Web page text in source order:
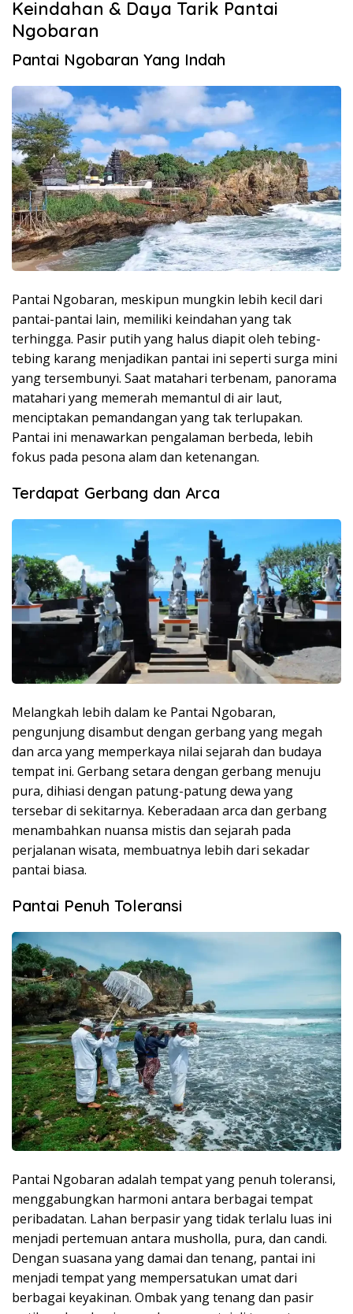
Keindahan & Daya Tarik Pantai
Ngobaran
Pantai Ngobaran Yang Indah
Pantai Ngobaran, meskipun mungkin lebih kecil dari
pantai-pantai lain, memiliki keindahan yang tak
terhingga. Pasir putih yang halus diapit oleh tebing-
tebing karang menjadikan pantai ini seperti surga mini
yang tersembunyi. Saat matahari terbenam, panorama
matahari yang memerah memantul di air laut,
menciptakan pemandangan yang tak terlupakan.
Pantai ini menawarkan pengalaman berbeda, lebih
fokus pada pesona alam dan ketenangan.
Terdapat Gerbang dan Arca
Melangkah lebih dalam ke Pantai Ngobaran,
pengunjung disambut dengan gerbang yang megah
dan arca yang memperkaya nilai sejarah dan budaya
tempat ini. Gerbang setara dengan gerbang menuju
pura, dihiasi dengan patung-patung dewa yang
tersebar di sekitarnya. Keberadaan arca dan gerbang
menambahkan nuansa mistis dan sejarah pada
perjalanan wisata, membuatnya lebih dari sekadar
pantai biasa.
Pantai Penuh Toleransi
Pantai Ngobaran adalah tempat yang penuh toleransi,
menggabungkan harmoni antara berbagai tempat
peribadatan. Lahan berpasir yang tidak terlalu luas ini
menjadi pertemuan antara musholla, pura, dan candi.
Dengan suasana yang damai dan tenang, pantai ini
menjadi tempat yang mempersatukan umat dari
berbagai keyakinan. Ombak yang tenang dan pasir